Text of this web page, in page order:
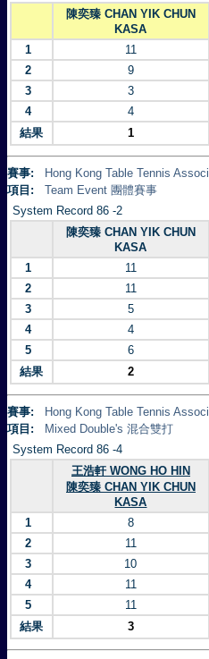
陳奕臻 CHAN YIK CHUN
KASA
1
11
2
9
3
3
4
4
結果
1
賽事:
Hong Kong Table Tennis
項目:
Team Event 團體賽事
System Record 86 -2
陳奕臻 CHAN YIK CHUN
KASA
1
11
2
11
3
5
4
4
5
6
結果
2
賽事:
Hong Kong Table Tennis
項目:
Mixed Double's 混合雙打
System Record 86 -4
王浩軒 WONG HO HIN
陳奕臻 CHAN YIK CHUN
KASA
1 8
2
11
3
10
4
11
5
11
結果
3